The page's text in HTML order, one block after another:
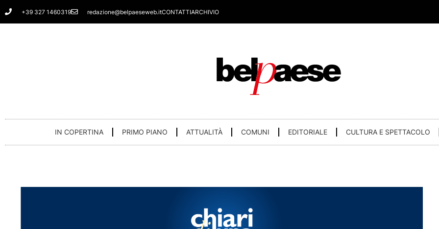
Vai
al
+39 327 1460319 redazione@belpaeseweb.itCONTATTIARCHIVIO
IN COPERTINA PRIMO PIANO ATTUALITÀ COMUNI EDITORIALE CULTURA E SPETTACOLO